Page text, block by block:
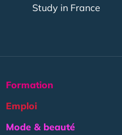
Study in France
Formation
Emploi
Mode & beauté